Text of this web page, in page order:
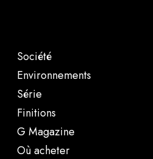
Société
Environnements
Série
Finitions
G Magazine
Où acheter